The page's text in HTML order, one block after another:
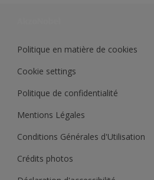
Politique en matière de cookies
Cookie settings
Politique de confidentialité
Mentions Légales
Conditions Générales d'Utilisation
Crédits photos